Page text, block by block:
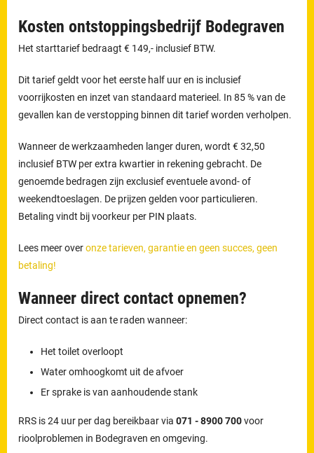
Kosten ontstoppingsbedrijf Bodegraven
Het starttarief bedraagt € 149,- inclusief BTW.
Dit tarief geldt voor het eerste half uur en is inclusief
voorrijkosten en inzet van standaard materieel. In 85 % van de
gevallen kan de verstopping binnen dit tarief worden verholpen.
Wanneer de werkzaamheden langer duren, wordt € 32,50
inclusief BTW per extra kwartier in rekening gebracht. De
genoemde bedragen zijn exclusief eventuele avond- of
weekendtoeslagen. De prijzen gelden voor particulieren.
Betaling vindt bij voorkeur per PIN plaats.
Lees meer overonze tarieven, garantie en geen succes, geen
betaling!
Wanneer direct contact opnemen?
Direct contact is aan te raden wanneer:
Het toilet overloopt
Water omhoogkomt uit de afvoer
Er sprake is van aanhoudende stank
RRS is 24 uur per dag bereikbaar via071 - 8900 700voor
rioolproblemen in Bodegraven en omgeving.